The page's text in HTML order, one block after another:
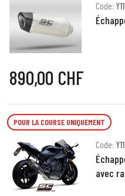
Code:
890,00 CHF
POUR LA COURSE UNIQUEMENT
Code:
avec